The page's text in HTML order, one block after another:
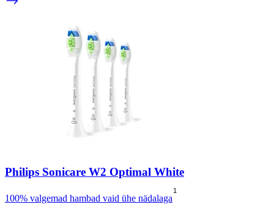
Philips Sonicare W2 Optimal White
100% valgemad hambad vaid ühe nädalaga
1